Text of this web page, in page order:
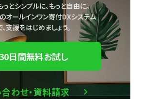
とシンプルに、もっと自由に。
オールインワン寄付DXシステム
支援をはじめましょう。
30日間無料お試し
わせ・資料請求